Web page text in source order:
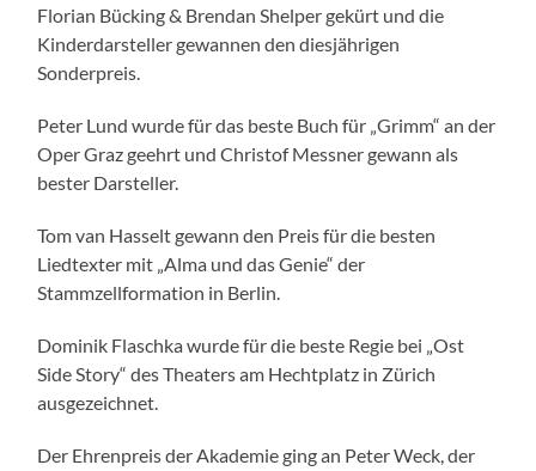
Florian Bücking & Brendan Shelper gekürt und die
Kinderdarsteller gewannen den diesjährigen
Sonderpreis.
Peter Lund wurde für das beste Buch für „Grimm“ an der
Oper Graz geehrt und Christof Messner gewann als
bester Darsteller.
Tom van Hasselt gewann den Preis für die besten
Liedtexter mit „Alma und das Genie“ der
Stammzellformation in Berlin.
Dominik Flaschka wurde für die beste Regie bei „Ost
Side Story“ des Theaters am Hechtplatz in Zürich
ausgezeichnet.
Der Ehrenpreis der Akademie ging an Peter Weck, der